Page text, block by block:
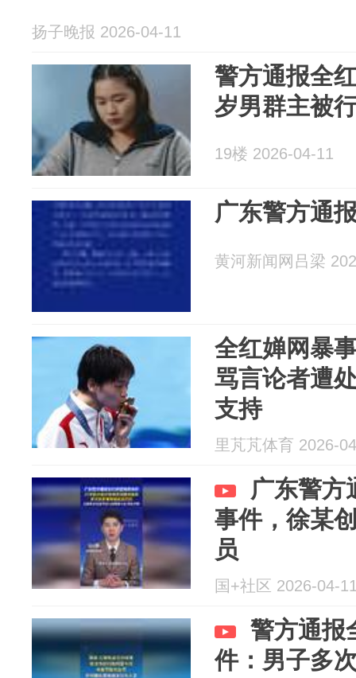
扬子晚报 2026-04-11
警方通报全
岁男群主被
19楼 2026-04-11
广东警方通
黄河新闻网吕梁
全红婵网暴
骂言论者遭
支持
里芃芃体育 2026-
广东警方
事件，徐某
员
国+社区 2026-04-
警方通报
件：男子多